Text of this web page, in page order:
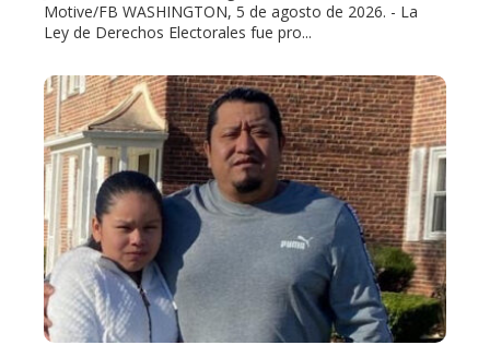
Motive/FB WASHINGTON, 5 de agosto de 2026. - La
Ley de Derechos Electorales fue pro...